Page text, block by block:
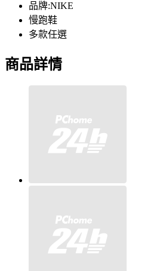
品牌:NIKE
慢跑鞋
多款任選
商品詳情